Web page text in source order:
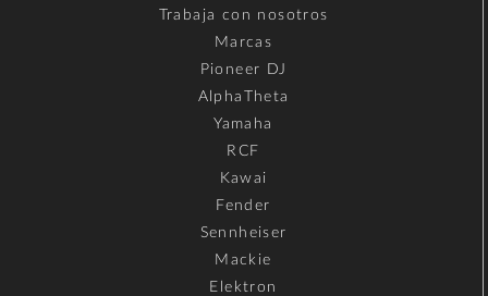
Trabaja con nosotros
Marcas
Pioneer DJ
AlphaTheta
Yamaha
RCF
Kawai
Fender
Sennheiser
Mackie
Elektron